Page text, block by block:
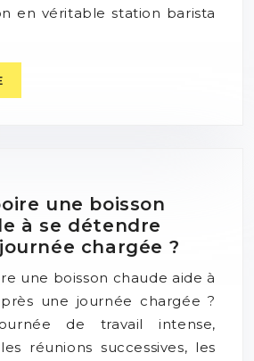
en véritable station barista
une boisson
à se détendre
chargée ?
une boisson chaude aide à
une journée chargée ?
de travail intense,
réunions successives, les